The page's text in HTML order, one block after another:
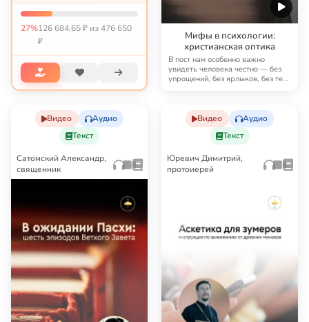
ходунками по...
27%126 684,65 ₽ из 476 650
₽
Мифы в психологии:
христианская оптика
В пост нам особенно важно
увидеть человека честно — без
упрощений, без ярлыков, без тех
Видео
Аудио
Текст
Сатомский Александр,
священник
Видео
Аудио
Текст
Юревич Димитрий,
протоиерей